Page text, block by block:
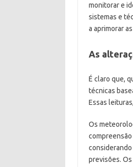
monitorar e
sistemas e
a aprimorar
As
É claro que,
técnicas
Essas
Os
considerando
previsões.